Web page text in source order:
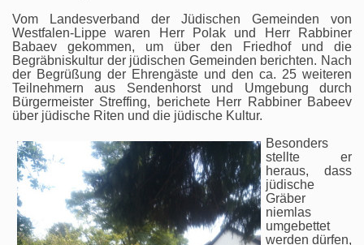
Vom Landesverband der Jüdischen Gemeinden von
Westfalen-Lippe waren Herr Polak und Herr Rabbiner
Babaev gekommen, um über den Friedhof und die
Begräbniskultur der jüdischen Gemeinden berichten. Nach
der Begrüßung der Ehrengäste und den ca. 25 weiteren
Teilnehmern aus Sendenhorst und Umgebung durch
Bürgermeister Streffing, berichete Herr Rabbiner Babeev
über jüdische Riten und die jüdische Kultur.
Besonders
stellte er
heraus, dass
jüdische
Gräber
niemlas
umgebettet
werden dürfen,